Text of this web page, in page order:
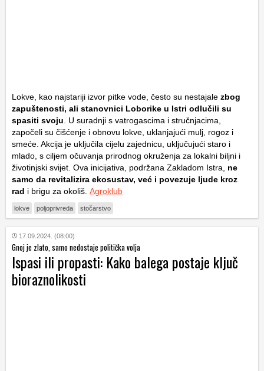
Lokve, kao najstariji izvor pitke vode, često su nestajale zbog
zapuštenosti, ali stanovnici Loborike u Istri odlučili su
spasiti svoju. U suradnji s vatrogascima i stručnjacima,
započeli su čišćenje i obnovu lokve, uklanjajući mulj, rogoz i
smeće. Akcija je uključila cijelu zajednicu, uključujući staro i
mlado, s ciljem očuvanja prirodnog okruženja za lokalni biljni i
životinjski svijet. Ova inicijativa, podržana Zakladom Istra, ne
samo da revitalizira ekosustav, već i povezuje ljude kroz
rad i brigu za okoliš. Agroklub
lokve poljoprivreda stočarstvo
17.09.2024. (08:00)
Gnoj je zlato, samo nedostaje politička volja
Ispasi ili propasti: Kako balega postaje ključ
bioraznolikosti